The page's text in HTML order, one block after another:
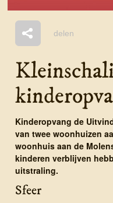
delen
Kinderopvang de
van twee woonhuizen
woonhuis aan de
kinderen verblijven
uitstraling.
Sfeer